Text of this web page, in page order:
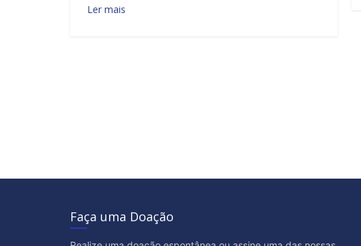
Ler mais
Faça uma Doação